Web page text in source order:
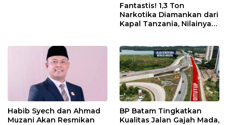
Fantastis! 1,3 Ton
Narkotika Diamankan dari
Kapal Tanzania, Nilainya
Habib Syech dan Ahmad
Muzani Akan Resmikan
BP Batam Tingkatkan
Kualitas Jalan Gajah Mada,